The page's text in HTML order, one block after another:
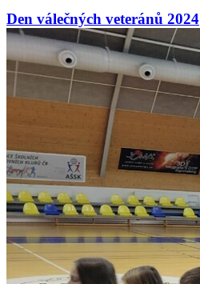
Den válečných veteránů 2024